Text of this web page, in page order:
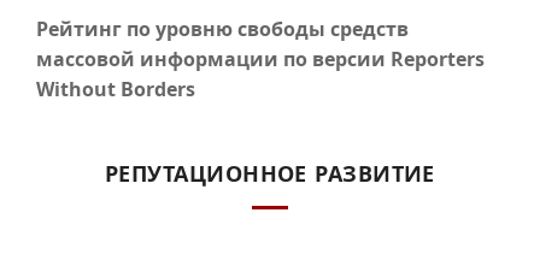
Рейтинг по уровню свободы средств
массовой информации по версии Reporters
Without Borders
РЕПУТАЦИОННОЕ РАЗВИТИЕ